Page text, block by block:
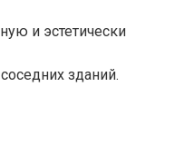
и эстетически
зданий.​